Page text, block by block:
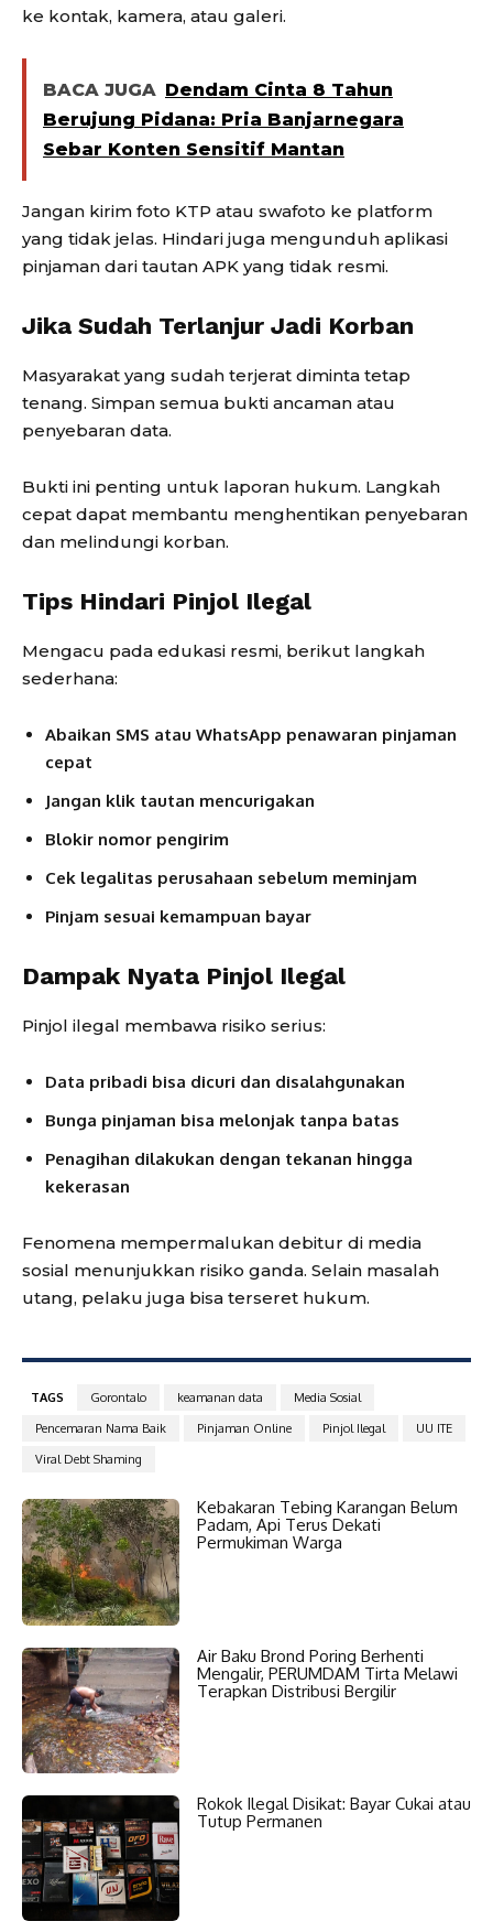
ke kontak, kamera, atau galeri.
BACA JUGA Dendam Cinta 8 Tahun
Berujung Pidana: Pria Banjarnegara
Sebar Konten Sensitif Mantan
Jangan kirim foto KTP atau swafoto ke platform
yang tidak jelas. Hindari juga mengunduh aplikasi
pinjaman dari tautan APK yang tidak resmi.
Jika Sudah Terlanjur Jadi Korban
Masyarakat yang sudah terjerat diminta tetap
tenang. Simpan semua bukti ancaman atau
penyebaran data.
Bukti ini penting untuk laporan hukum. Langkah
cepat dapat membantu menghentikan penyebaran
dan melindungi korban.
Tips Hindari Pinjol Ilegal
Mengacu pada edukasi resmi, berikut langkah
sederhana:
Abaikan SMS atau WhatsApp penawaran pinjaman
cepat
Jangan klik tautan mencurigakan
Blokir nomor pengirim
Cek legalitas perusahaan sebelum meminjam
Pinjam sesuai kemampuan bayar
Dampak Nyata Pinjol Ilegal
Pinjol ilegal membawa risiko serius:
Data pribadi bisa dicuri dan disalahgunakan
Bunga pinjaman bisa melonjak tanpa batas
Penagihan dilakukan dengan tekanan hingga
kekerasan
Fenomena mempermalukan debitur di media
sosial menunjukkan risiko ganda. Selain masalah
utang, pelaku juga bisa terseret hukum.
TAGS Gorontalo keamanan data
Media Sosial
Pencemaran Nama Baik
Pinjaman Online Pinjol Ilegal
UU ITE
Viral Debt Shaming
Kebakaran Tebing Karangan Belum
Padam, Api Terus Dekati
Permukiman Warga
Air Baku Brond Poring Berhenti
Mengalir, PERUMDAM Tirta Melawi
Terapkan Distribusi Bergilir
Rokok Ilegal Disikat: Bayar Cukai atau
Tutup Permanen